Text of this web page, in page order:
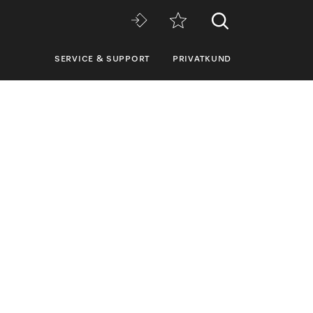
SERVICE & SUPPORT PRIVATKUND